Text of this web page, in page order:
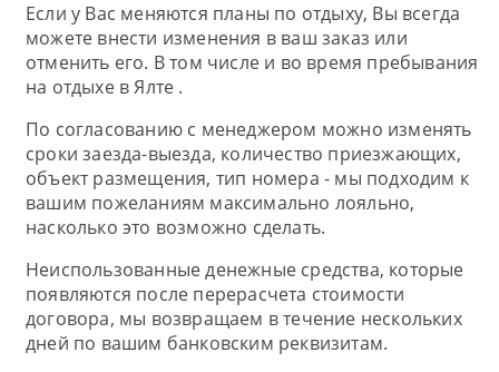
Если у Вас меняются планы по отдыху, Вы всегда
можете внести изменения в ваш заказ или
отменить его. В том числе и во время пребывания
на отдыхе в Ялте .
По согласованию с менеджером можно изменять
сроки заезда-выезда, количество приезжающих,
объект размещения, тип номера - мы подходим к
вашим пожеланиям максимально лояльно,
насколько это возможно сделать.
Неиспользованные денежные средства, которые
появляются после перерасчета стоимости
договора, мы возвращаем в течение нескольких
дней по вашим банковским реквизитам.